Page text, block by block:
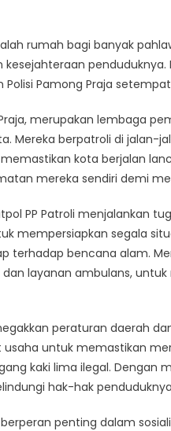
rumah bagi banyak
penduduknya.
Pamong Praja
merupakan lembaga
Mereka berpatroli di jalan-
kota berjalan
mereka sendiri demi
PP Patroli menjalankan
mempersiapkan segala
terhadap bencana alam.
layanan ambulans,
peraturan daerah
untuk memastikan
kaki lima ilegal. Dengan
hak-hak
penting dalam